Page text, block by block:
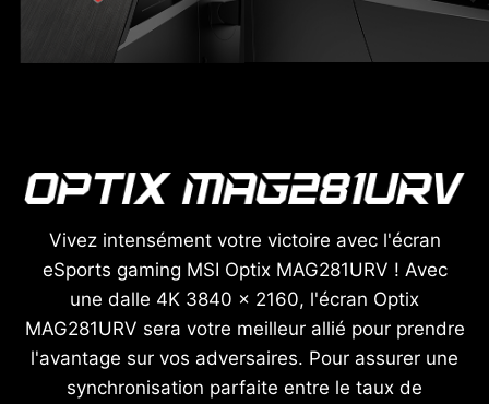
Vivez intensément votre victoire avec l'écran
eSports gaming MSI Optix MAG281URV ! Avec
une dalle 4K 3840 x 2160, l'écran Optix
MAG281URV sera votre meilleur allié pour prendre
l'avantage sur vos adversaires. Pour assurer une
synchronisation parfaite entre le taux de